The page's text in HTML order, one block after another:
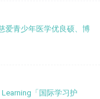
爱青少年医学优良硕、博
「国际学习护